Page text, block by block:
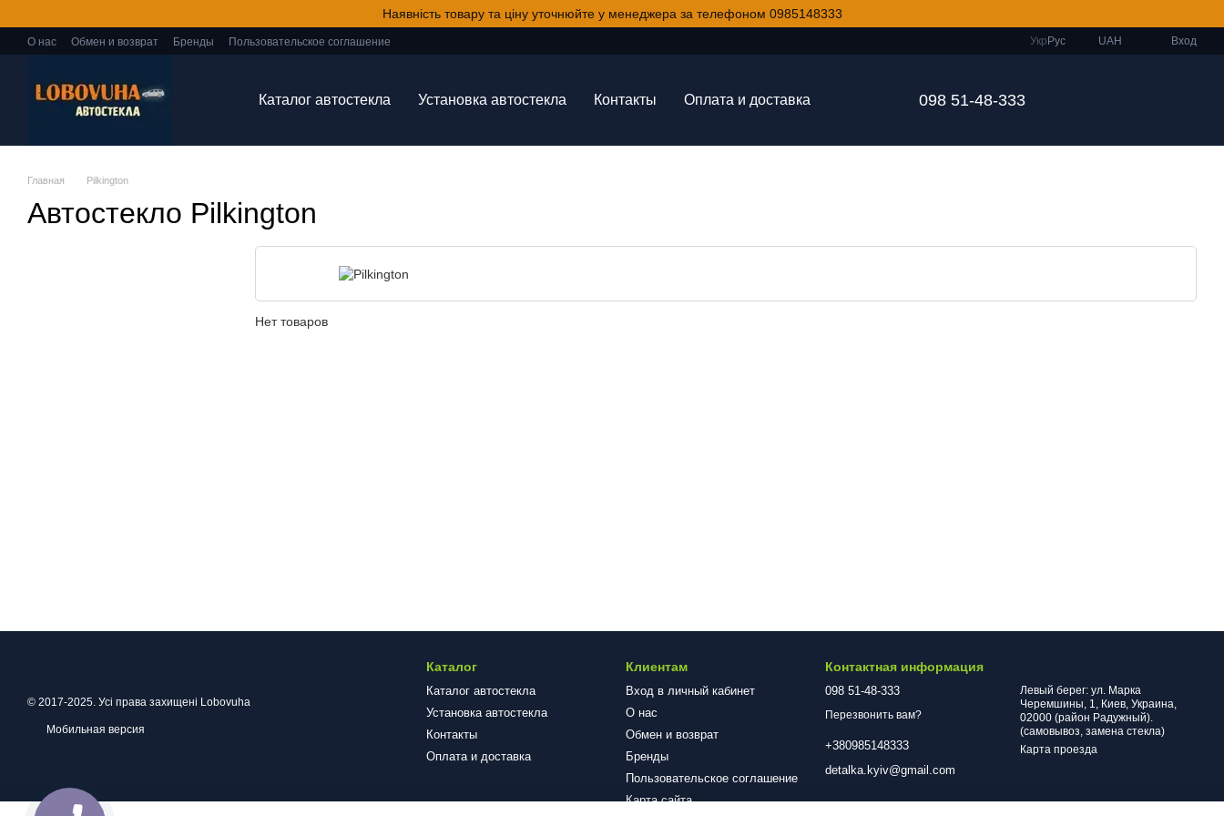
Наявність товару та ціну уточнюйте у менеджера за телефоном 0985148333
О нас Обмен и возврат Бренды Пользовательское соглашение Укр Рус UAH Вход
Каталог автостекла Установка автостекла Контакты Оплата и доставка 098 51-48-333
Главная Pilkington
Автостекло Pilkington
Нет товаров
© 2017-2025. Усі права захищені Lobovuha
Мобильная версия
Каталог
Каталог автостекла
Установка автостекла
Контакты
Оплата и доставка
Клиентам
Вход в личный кабинет
О нас
Обмен и возврат
Бренды
Пользовательское соглашение
Карта сайта
Контактная информация
098 51-48-333
Перезвонить вам?
+380985148333
detalka.kyiv@gmail.com
Левый берег: ул. Марка
Черемшины, 1, Киев, Украина,
02000 (район Радужный).
(самовывоз, замена стекла)
Карта проезда